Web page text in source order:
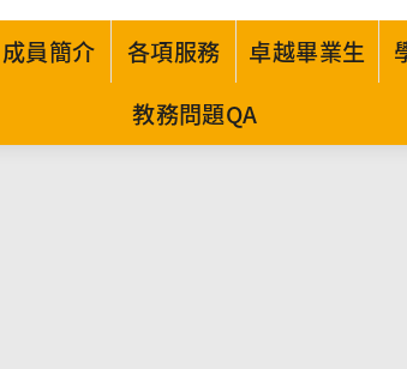
成員簡介 各項服務 卓越畢業生
教務問題QA